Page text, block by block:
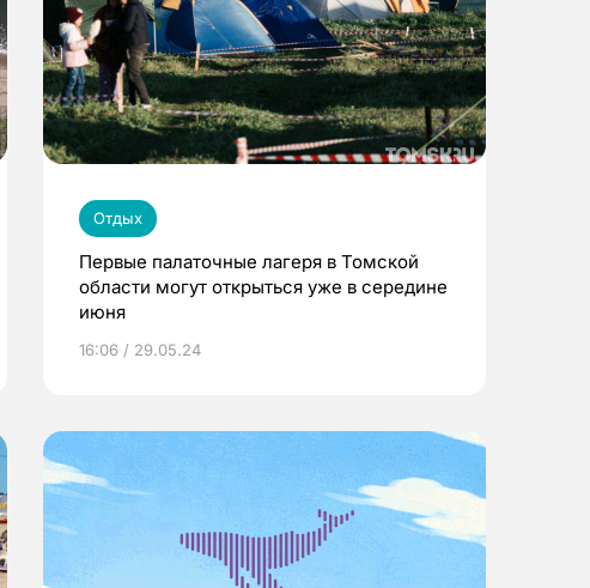
Отдых
Первые палаточные лагеря в Томской
области могут открыться уже в середине
июня
16:06 / 29.05.24